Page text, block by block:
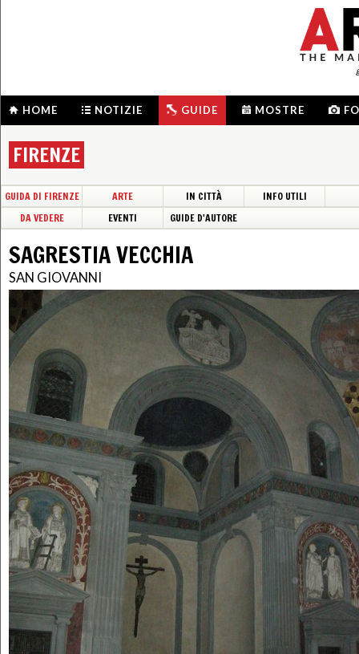
HOME NOTIZIE GUIDE MOSTRE
FIRENZE
GUIDA DI FIRENZE ARTE IN CITTÀ
INFO UTILI
DA VEDERE
EVENTI GUIDE D'AUTORE
SAGRESTIA VECCHIA
SAN GIOVANNI